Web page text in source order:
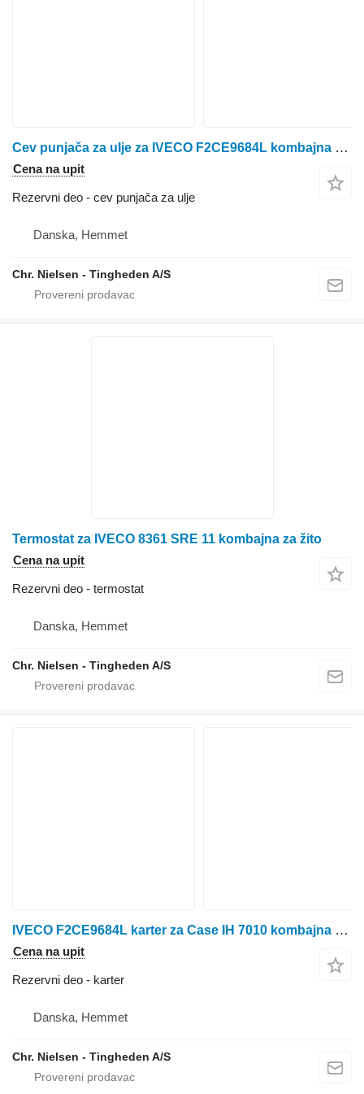
Cev punjača za ulje za IVECO F2CE9684L kombajna za žito
Cena na upit
Rezervni deo - cev punjača za ulje
Danska, Hemmet
Chr. Nielsen - Tingheden A/S
Termostat za IVECO 8361 SRE 11 kombajna za žito
Cena na upit
Rezervni deo - termostat
Danska, Hemmet
Chr. Nielsen - Tingheden A/S
IVECO F2CE9684L karter za Case IH 7010 kombajna za žito
Cena na upit
Rezervni deo - karter
Danska, Hemmet
Chr. Nielsen - Tingheden A/S